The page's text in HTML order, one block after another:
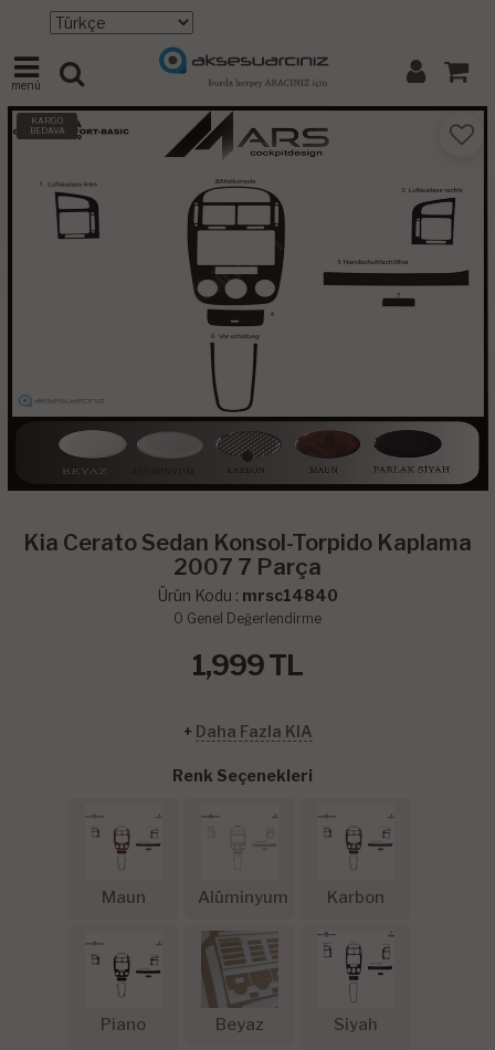
menü
KARGO
BEDAVA
Kia Cerato Sedan Konsol-Torpido Kaplama
2007 7 Parça
Ürün Kodu : mrsc14840
0 Genel Değerlendirme
1,999TL
+ Daha Fazla KIA
Renk Seçenekleri
Maun Alüminyum Karbon
Piano
Beyaz
Siyah